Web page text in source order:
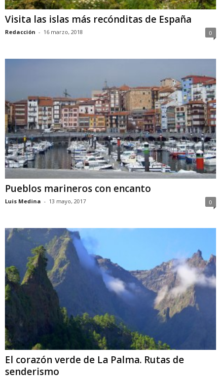
Visita las islas más recónditas de España
Redacción - 16 marzo, 2018 0
Pueblos marineros con encanto
Luis Medina - 13 mayo, 2017 0
El corazón verde de La Palma. Rutas de
senderismo